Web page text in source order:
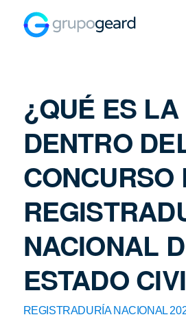
¿QUÉ ES
DENTRO
CONCURSO
NACIONAL
ESTADO
REGISTRADURÍA NACIONAL